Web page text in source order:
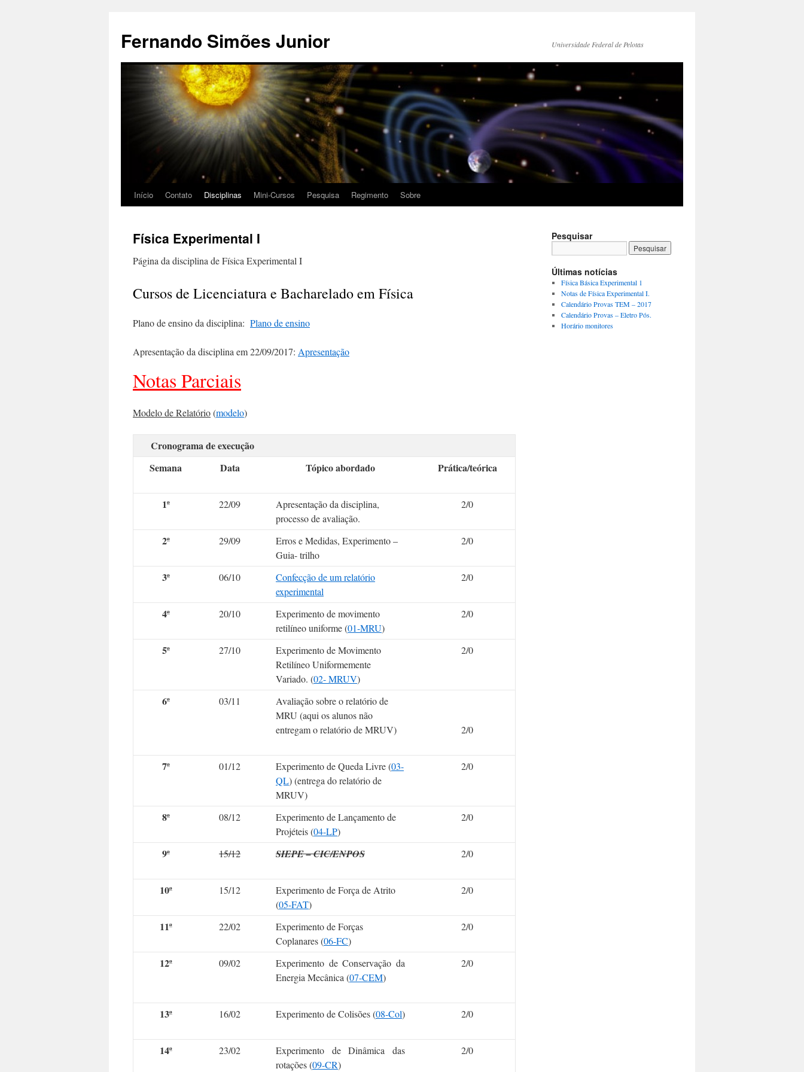
conteúdo
Fernando Simões Junior Universidade Federal de Pelotas
Início Contato Disciplinas Mini-Cursos Pesquisa Regimento Sobre
Física Experimental I
Página da disciplina de Física Experimental I
Cursos de Licenciatura e Bacharelado em Física
Plano de ensino da disciplina: Plano de ensino
Apresentação da disciplina em 22/09/2017: Apresentação
Notas Parciais
Modelo de Relatório(modelo)
Cronograma de execução
Semana
Data Tópico abordado Prática/teórica
1ª 22/09
Apresentação da disciplina,
processo de avaliação.
2/0
2ª 29/09
Erros e Medidas, Experimento –
Guia- trilho
2/0
3ª 06/10
Confecção de um relatório
experimental
2/0
4ª 20/10
Experimento de movimento
retilíneo uniforme (01-MRU)
2/0
5ª 27/10
Experimento de Movimento
Retilíneo Uniformemente
Variado. (02- MRUV)
2/0
6ª 03/11
Avaliação sobre o relatório de
MRU (aqui os alunos não
entregam o relatório de MRUV)
2/0
7ª 01/12 Experimento de Queda Livre (03-
QL) (entrega do relatório de
MRUV)
2/0
8ª 08/12
Experimento de Lançamento de
Projéteis (04-LP)
2/0
9ª 15/12 SIEPE – CIC/ENPOS 2/0
10ª 15/12
Experimento de Força de Atrito
(05-FAT)
2/0
11ª 22/02
Experimento de Forças
Coplanares (06-FC)
2/0
12ª 09/02
Experimento de Conservação da
Energia Mecânica (07-CEM)
2/0
13ª 16/02 Experimento de Colisões (08-Col) 2/0
14ª 23/02
Experimento de Dinâmica das
rotações (09-CR)
2/0
Pesquisar
Últimas notícias
Física Básica Experimental 1
Notas de Física Experimental I.
Calendário Provas TEM – 2017
Calendário Provas – Eletro Pós.
Horário monitores